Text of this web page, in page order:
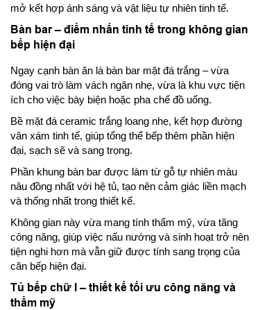
mở kết hợp ánh sáng và vật liệu tự nhiên tinh tế.
Bàn bar – điểm nhấn tinh tế trong không gian
bếp hiện đại
Ngay cạnh bàn ăn là bàn bar mặt đá trắng – vừa
đóng vai trò làm vách ngăn nhẹ, vừa là khu vực tiện
ích cho việc bày biện hoặc pha chế đồ uống.
Bề mặt đá ceramic trắng loang nhẹ, kết hợp đường
vân xám tinh tế, giúp tổng thể bếp thêm phần hiện
đại, sạch sẽ và sang trọng.
Phần khung bàn bar được làm từ gỗ tự nhiên màu
nâu đồng nhất với hệ tủ, tạo nên cảm giác liền mạch
và thống nhất trong thiết kế.
Không gian này vừa mang tính thẩm mỹ, vừa tăng
công năng, giúp việc nấu nướng và sinh hoạt trở nên
tiện nghi hơn mà vẫn giữ được tính sang trọng của
căn bếp hiện đại.
Tủ bếp chữ I – thiết kế tối ưu công năng và
thẩm mỹ